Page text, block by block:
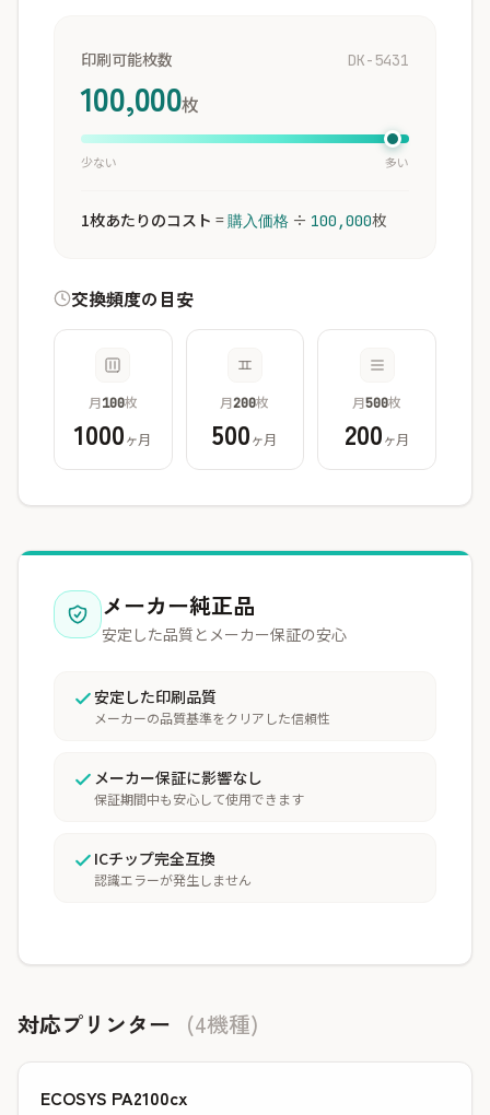
印刷可能枚数
100,000枚
DK-5431
少ない 多い
1枚あたりのコスト =購入価格 ÷ 100,000枚
交換頻度の目安
月100枚
1000ヶ月
月200枚
500ヶ月
月500枚
200ヶ月
メーカー純正品
安定した品質とメーカー保証の安心
安定した印刷品質
メーカーの品質基準をクリアした信頼性
メーカー保証に影響なし
保証期間中も安心して使用できます
ICチップ完全互換
認識エラーが発生しません
対応プリンター (4機種)
ECOSYS PA2100cx